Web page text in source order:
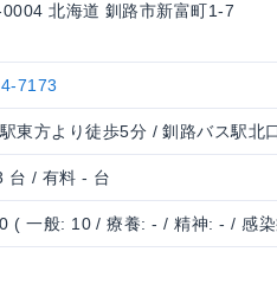
北海道 釧路市新富町1-7
7173
東方より徒歩5分 / 釧路バス駅北
台 / 有料 - 台
( 一般: 10 / 療養: - / 精神: - / 感